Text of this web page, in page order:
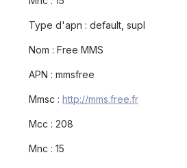
Type d'apn : default, supl
Nom : Free MMS
APN : mmsfree
Mmsc : http://mms.free.fr
Mcc : 208
Mnc : 15